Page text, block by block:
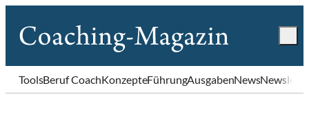
ToolsBeruf CoachKonzepteFührungAusgabenNews